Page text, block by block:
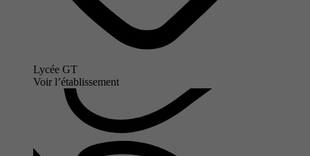
Lycée GT
Voir l’établissement